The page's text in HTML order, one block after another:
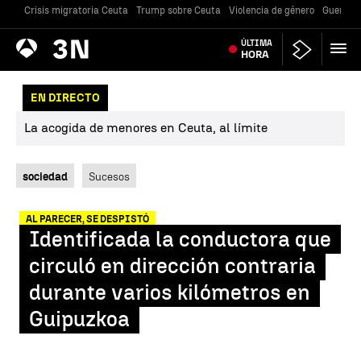
Crisis migratoria Ceuta Trump sobre Ceuta Violencia de género Guerra
Antena
3 Noticias ÚLTIMA
HORA
EN DIRECTO
La acogida de menores en Ceuta, al límite
sociedad Sucesos
AL PARECER, SE DESPISTÓ
Identificada la conductora que
circuló en dirección contraria
durante varios kilómetros en
Guipuzkoa